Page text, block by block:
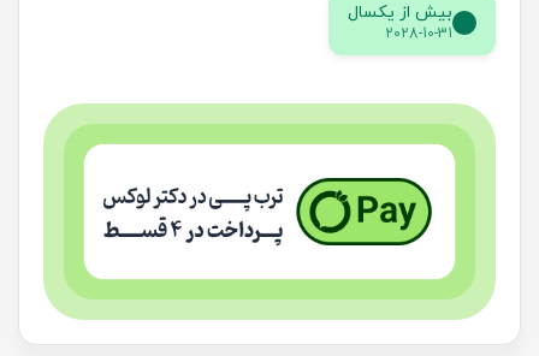
بیش از یکسال
2028-10-31